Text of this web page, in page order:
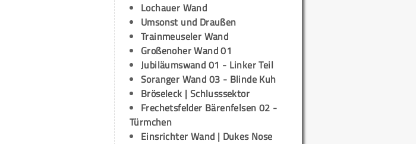
Lochauer Wand
Umsonst und Draußen
Trainmeuseler Wand
Großenoher Wand 01
Jubiläumswand 01 - Linker Teil
Soranger Wand 03 - Blinde Kuh
Bröseleck | Schlusssektor
Frechetsfelder Bärenfelsen 02 -
Türmchen
Einsrichter Wand | Dukes Nose